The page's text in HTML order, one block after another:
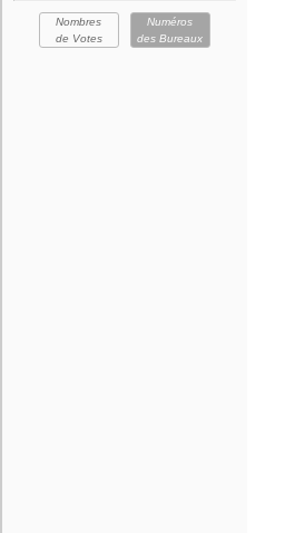
Nombres
de Votes
Numéros
des Bureaux